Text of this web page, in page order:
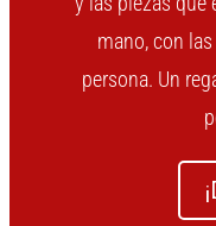
mano, con
persona. Un